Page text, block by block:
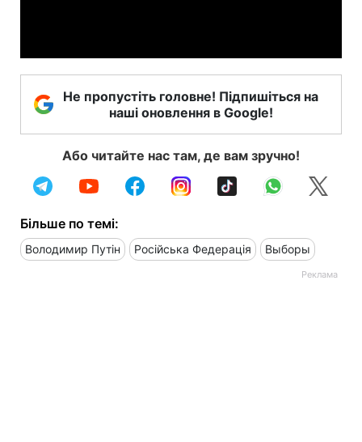
Не пропустіть головне! Підпишіться на
наші оновлення в Google!
Або читайте нас там, де вам зручно!
Більше по темі:
Володимир Путін Російська Федерація Выборы